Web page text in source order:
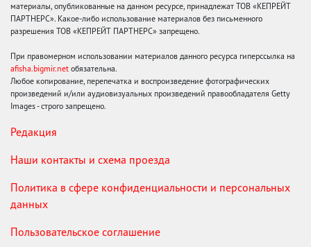
материалы, опубликованные на данном ресурсе, принадлежат ТОВ «КЕПРЕЙТ
ПАРТНЕРС». Какое-либо использование материалов без письменного
разрешения ТОВ «КЕПРЕЙТ ПАРТНЕРС» запрещено.
При правомерном использовании материалов данного ресурса гиперссылка на
afisha.bigmir.net обязательна.
Любое копирование, перепечатка и воспроизведение фотографических
произведений и/или аудиовизуальных произведений правообладателя Getty
Images - строго запрещено.
Редакция
Наши контакты и схема проезда
Политика в сфере конфиденциальности и персональных
данных
Пользовательское соглашение